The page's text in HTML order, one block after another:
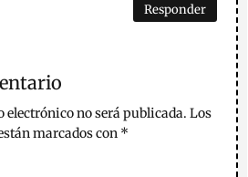
Responder
electrónico no será publicada. Los
marcados con *